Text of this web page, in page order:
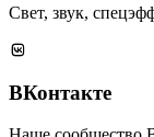
Свет, звук,
ВКонтакте